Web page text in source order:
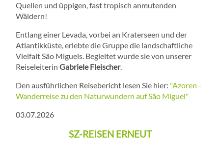
Quellen und üppigen, fast tropisch anmutenden
Wäldern!
Entlang einer Levada, vorbei an Kraterseen und der
Atlantikküste, erlebte die Gruppe die landschaftliche
Vielfalt São Miguels. Begleitet wurde sie von unserer
Reiseleiterin Gabriele Fleischer.
Den ausführlichen Reisebericht lesen Sie hier: "Azoren -
Wanderreise zu den Naturwundern auf São Miguel"
03.07.2026
SZ-REISEN ERNEUT